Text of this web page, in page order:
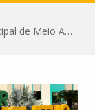
Câmara recebe palestra da Secretária Municipal de Meio Ambiente sobre as ações da “SEMANA DO MEIO AMBIENTE”